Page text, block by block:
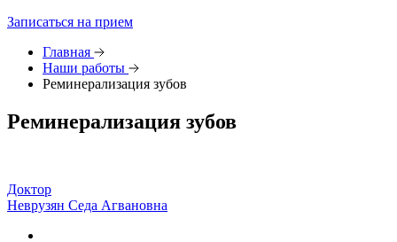
Записаться на прием
Главная
Наши работы
Реминерализация зубов
Реминерализация зубов
Доктор
Неврузян Седа Агвановна